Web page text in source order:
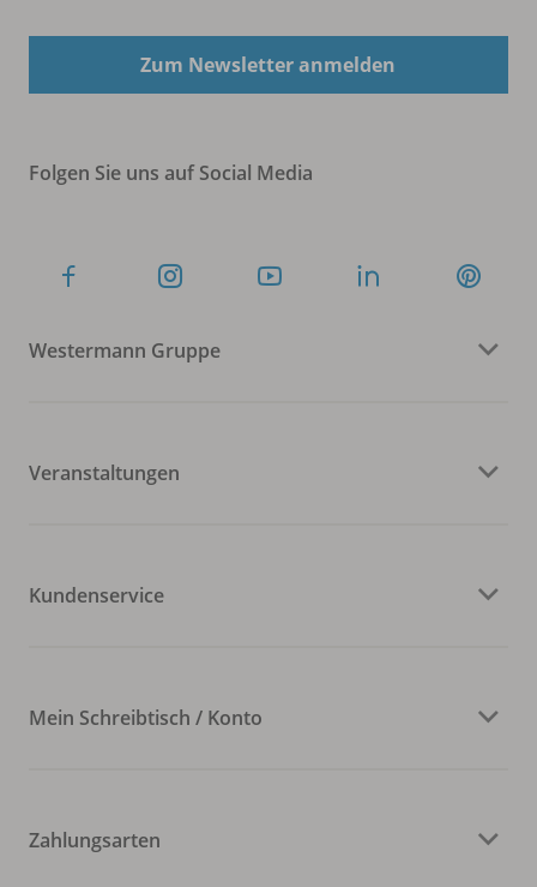
Zum Newsletter anmelden
Folgen Sie uns auf Social Media
Westermann Gruppe
Veranstaltungen
Kundenservice
Mein Schreibtisch / Konto
Zahlungsarten